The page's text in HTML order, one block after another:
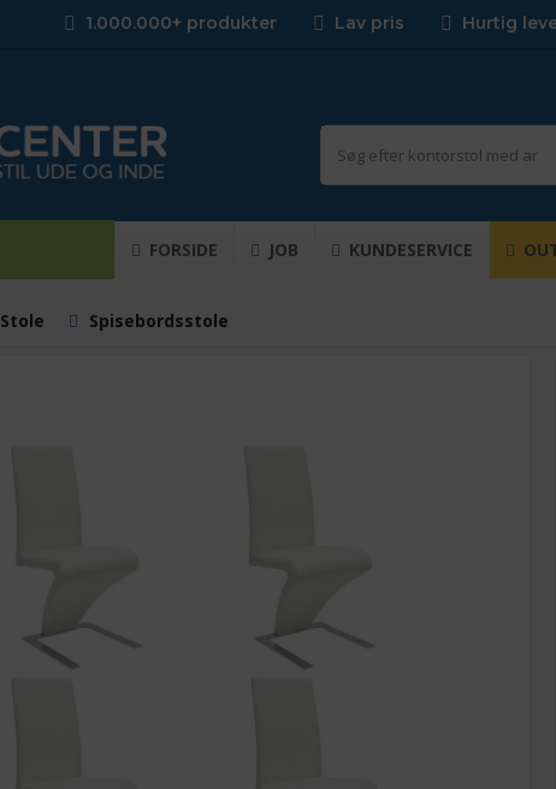
1.000.000+ produkter Lav pris Hurtig
FORSIDE JOB KUNDESERVICE
Stole Spisebordsstole